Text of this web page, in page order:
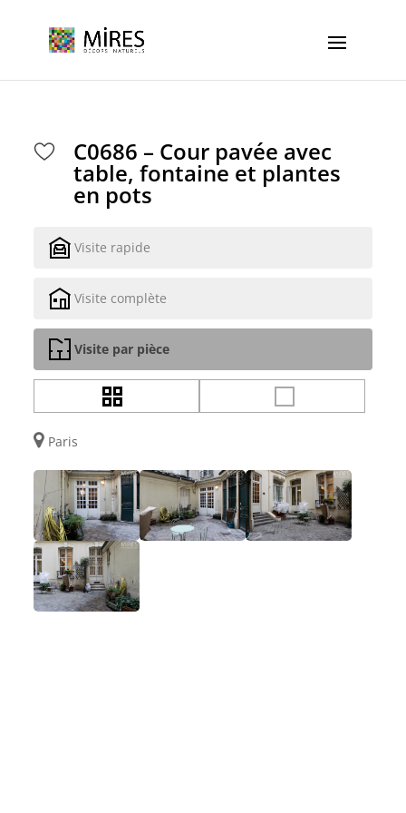
C0686 – Cour pavée avec
table, fontaine et plantes
en pots
Visite rapide
Visite complète
Visite par pièce
Paris